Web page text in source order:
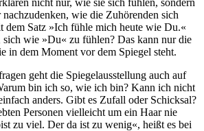
nicht nur, wie sie sich fühlen, sondern
nachzudenken, wie die Zuhörenden sich
dem Satz »Ich fühle mich heute wie Du.«
sich wie »Du« zu fühlen? Das kann nur die
in dem Moment vor dem Spiegel steht.
geht die Spiegelausstellung auch auf
bin ich so, wie ich bin? Kann ich nicht
anders. Gibt es Zufall oder Schicksal?
Personen vielleicht um ein Haar nie
zu viel. Der da ist zu wenig«, heißt es bei